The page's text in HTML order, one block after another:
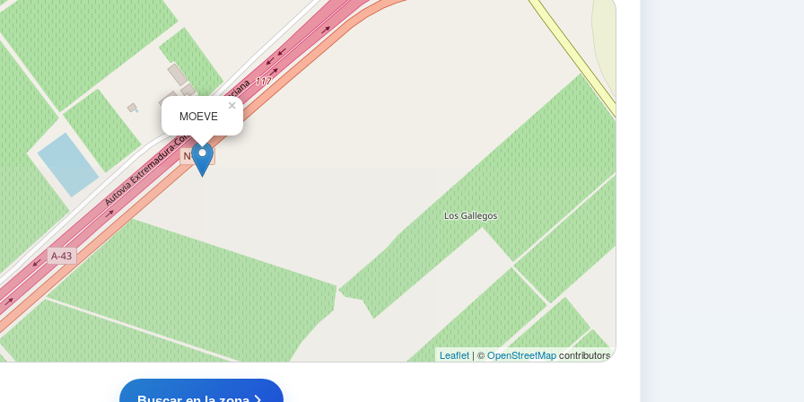
MOEVE
×
Leaflet | ©OpenStreetMapcontributors